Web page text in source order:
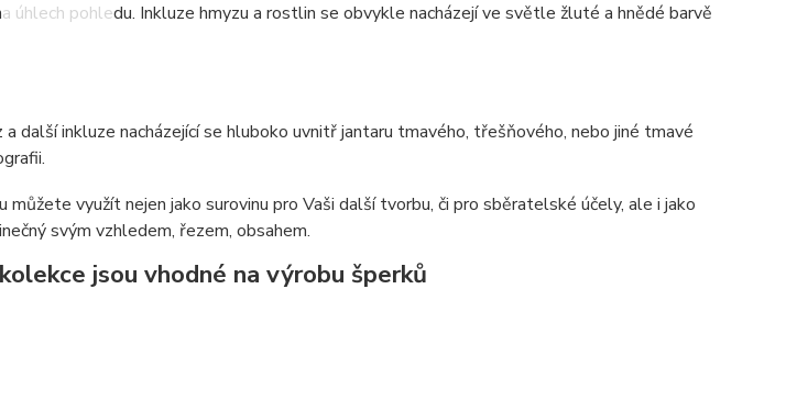
úhlech pohledu. Inkluze hmyzu a rostlin se obvykle nacházejí ve světle žluté a hnědé barvě
další inkluze nacházející se hluboko uvnitř jantaru tmavého, třešňového, nebo jiné tmavé
můžete využít nejen jako surovinu pro Vaši další tvorbu, či pro sběratelské účely, ale i jako
svým vzhledem, řezem, obsahem.
jsou vhodné na výrobu šperků